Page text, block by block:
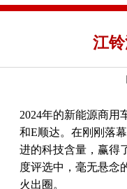
江
2024年的新能源商
和E顺达。在刚刚落
进的科技含量，赢得
度评选中，毫无悬念
火出圈。